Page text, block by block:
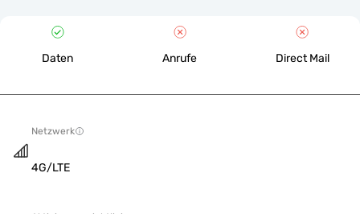
Daten Anrufe Direct Mail
Netzwerk
4G/LTE